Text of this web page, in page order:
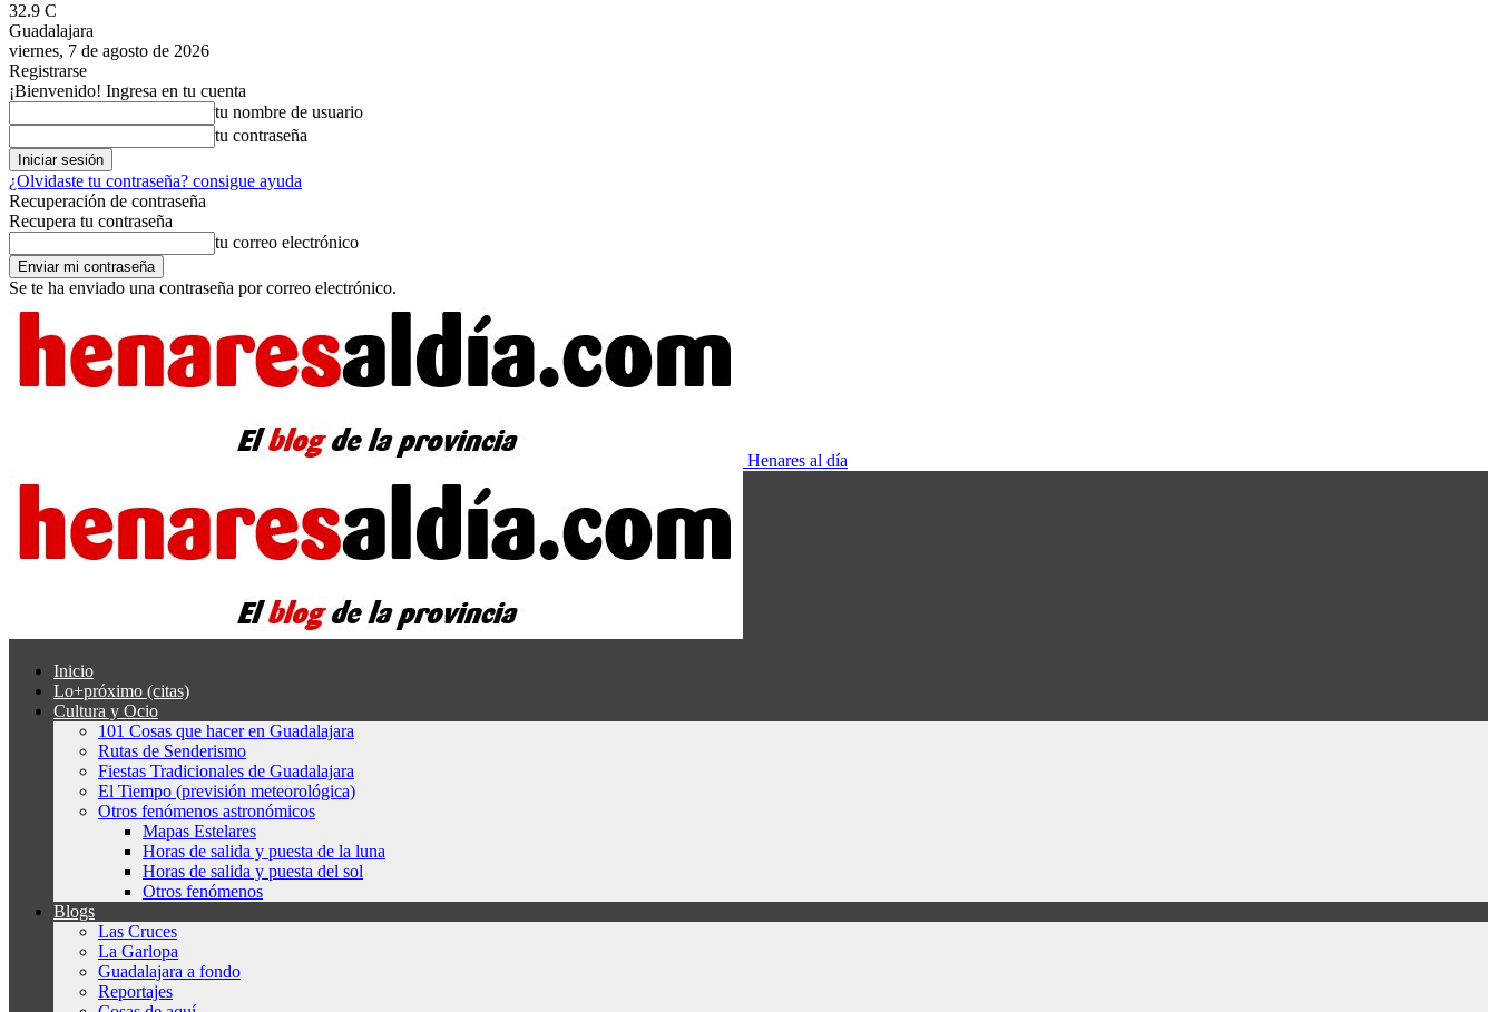
32.9 C
Guadalajara
viernes, 7 de agosto de 2026
Registrarse
¡Bienvenido! Ingresa en tu cuenta
tu nombre de usuario
tu contraseña
¿Olvidaste tu contraseña? consigue ayuda
Recuperación de contraseña
Recupera tu contraseña
tu correo electrónico
Se te ha enviado una contraseña por correo electrónico.
Henares al día
Inicio
Lo+próximo (citas)
Cultura y Ocio
101 Cosas que hacer en Guadalajara
Rutas de Senderismo
Fiestas Tradicionales de Guadalajara
El Tiempo (previsión meteorológica)
Otros fenómenos astronómicos
Mapas Estelares
Horas de salida y puesta de la luna
Horas de salida y puesta del sol
Otros fenómenos
Blogs
Las Cruces
La Garlopa
Guadalajara a fondo
Reportajes